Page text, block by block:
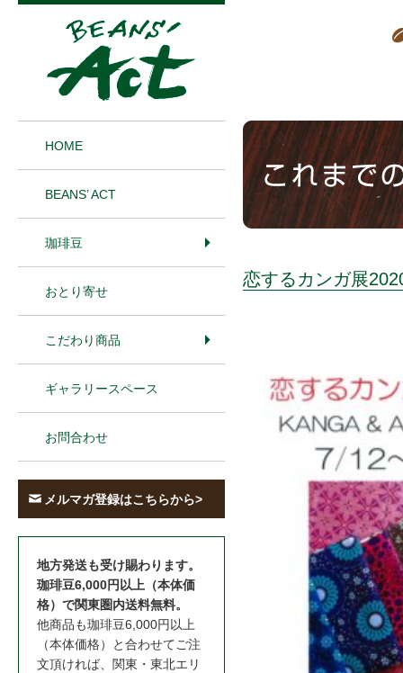
恋するカンガ展
HOME
BEANS’ ACT
珈琲豆
おとり寄せ
こだわり商品
ギャラリースペース
お問合わせ
メルマガ登録はこちらから>
地方発送も受け賜わります。
珈琲豆6,000円以上（本体価
格）で関東圏内送料無料。
他商品も珈琲豆6,000円以上
（本体価格）と合わせてご注
文頂ければ、関東・東北エリ